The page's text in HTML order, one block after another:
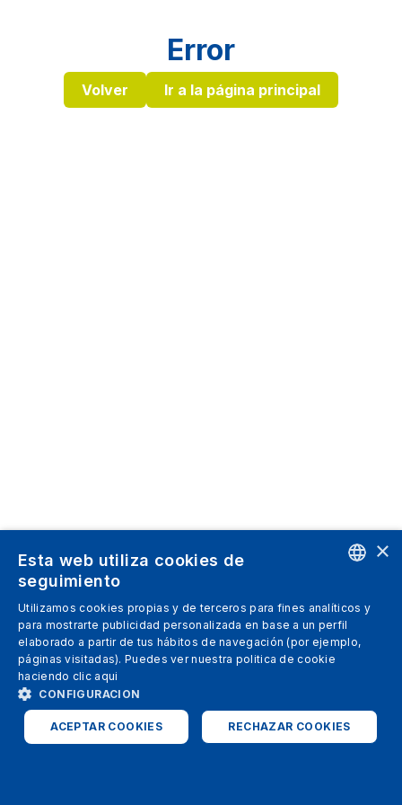
Error
Volver Ir a la página principal
SPANISH
ITALIAN
ENGLISH
×
Esta web utiliza cookies de
seguimiento
Utilizamos cookies propias y de terceros para fines analíticos y
para mostrarte publicidad personalizada en base a un perfil
elaborado a partir de tus hábitos de navegación (por ejemplo,
páginas visitadas). Puedes ver nuestra politica de cookie
haciendo clic aqui
CONFIGURACION
ACEPTAR COOKIES RECHAZAR COOKIES